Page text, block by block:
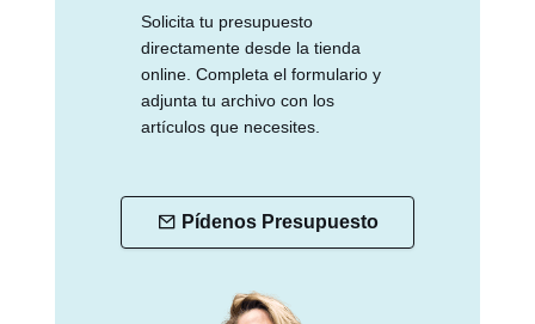
Solicita tu presupuesto
directamente desde la tienda
online. Completa el formulario y
adjunta tu archivo con los
artículos que necesites.
Pídenos Presupuesto